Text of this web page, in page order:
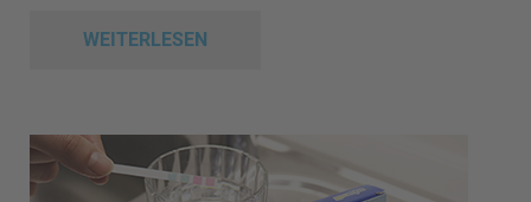
WEITERLESEN